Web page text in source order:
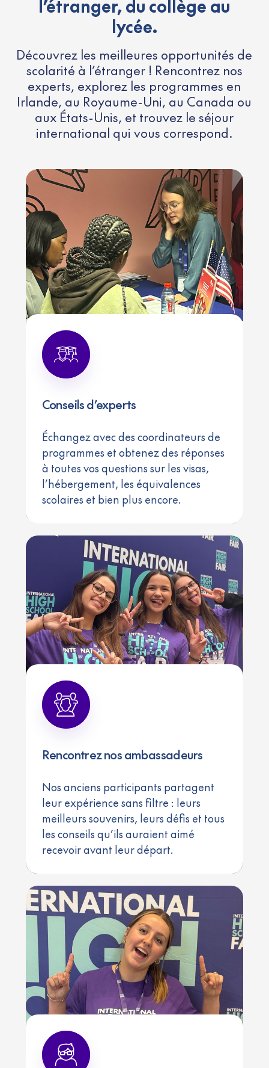
l’étranger, du collège au
lycée.
Découvrez les meilleures opportunités de
scolarité à l’étranger ! Rencontrez nos
experts, explorez les programmes en
Irlande, au Royaume-Uni, au Canada ou
aux États-Unis, et trouvez le séjour
international qui vous correspond.
Conseils d’experts
Échangez avec des coordinateurs de
programmes et obtenez des réponses
à toutes vos questions sur les visas,
l’hébergement, les équivalences
scolaires et bien plus encore.
Rencontrez nos ambassadeurs
Nos anciens participants partagent
leur expérience sans filtre : leurs
meilleurs souvenirs, leurs défis et tous
les conseils qu’ils auraient aimé
recevoir avant leur départ.